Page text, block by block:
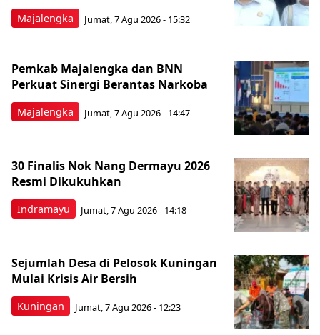
Majalengka Jumat, 7 Agu 2026 - 15:32
Majalengka
Pemkab Majalengka dan BNN
Perkuat Sinergi Berantas Narkoba
Jumat, 7 Agu 2026 - 14:47
Indramayu
30 Finalis Nok Nang Dermayu 2026
Resmi Dikukuhkan
Jumat, 7 Agu 2026 - 14:18
Kuningan
Sejumlah Desa di Pelosok Kuningan
Mulai Krisis Air Bersih
Jumat, 7 Agu 2026 - 12:23